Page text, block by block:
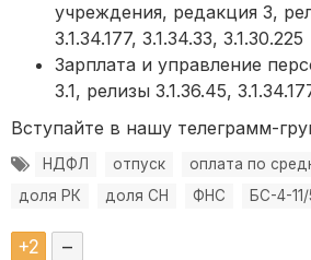
учреждения, редакция 3,
3.1.34.177, 3.1.34.33, 3.1.30.225
Зарплата и управление
3.1, релизы 3.1.36.45,
Вступайте в нашу телеграмм-
НДФЛ отпуск оплата по
доля РК
доля СН ФНС БС-4-
+2 –